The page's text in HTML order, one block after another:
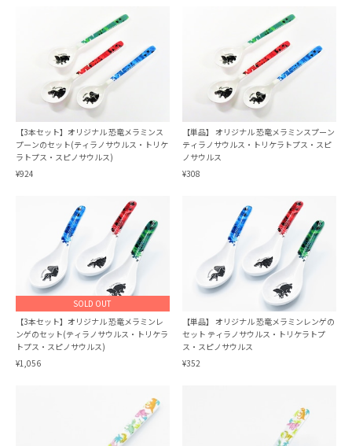
【3本セット】オリジナル 恐竜メラミンス
プーンのセット(ティラノサウルス・トリケ
ラトプス・スピノサウルス)
¥924
【単品】 オリジナル 恐竜メラミンスプーン
ティラノサウルス・トリケラトプス・スピ
ノサウルス
¥308
SOLD OUT
【3本セット】オリジナル 恐竜メラミンレ
ンゲのセット(ティラノサウルス・トリケラ
トプス・スピノサウルス)
¥1,056
【単品】 オリジナル 恐竜メラミンレンゲの
セット ティラノサウルス・トリケラトプ
ス・スピノサウルス
¥352